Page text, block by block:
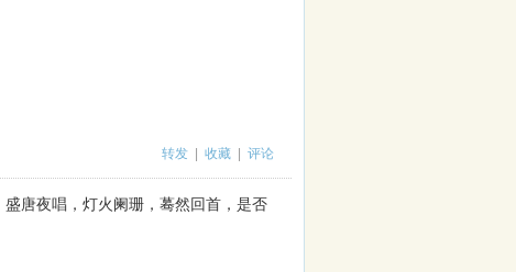
转发 收藏 评论
唐夜唱，灯火阑珊，蓦然回首，是否